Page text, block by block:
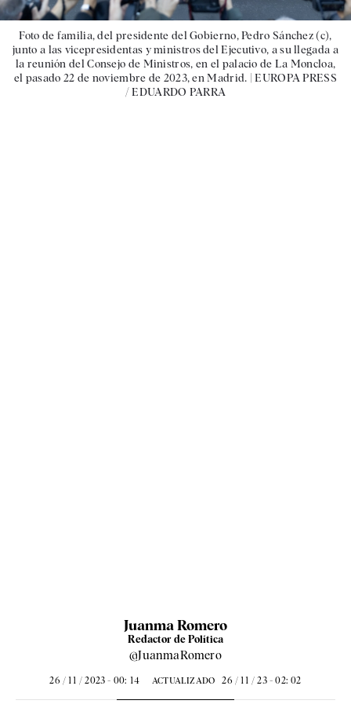
Foto de familia, del presidente del Gobierno, Pedro Sánchez (c),
junto a las vicepresidentas y ministros del Ejecutivo, a su llegada a
la reunión del Consejo de Ministros, en el palacio de La Moncloa,
el pasado 22 de noviembre de 2023, en Madrid. |EUROPA PRESS
/ EDUARDO PARRA
Juanma Romero
Redactor de Política
@JuanmaRomero
26 / 11 / 2023 - 00: 14 ACTUALIZADO 26 / 11 / 23 - 02: 02